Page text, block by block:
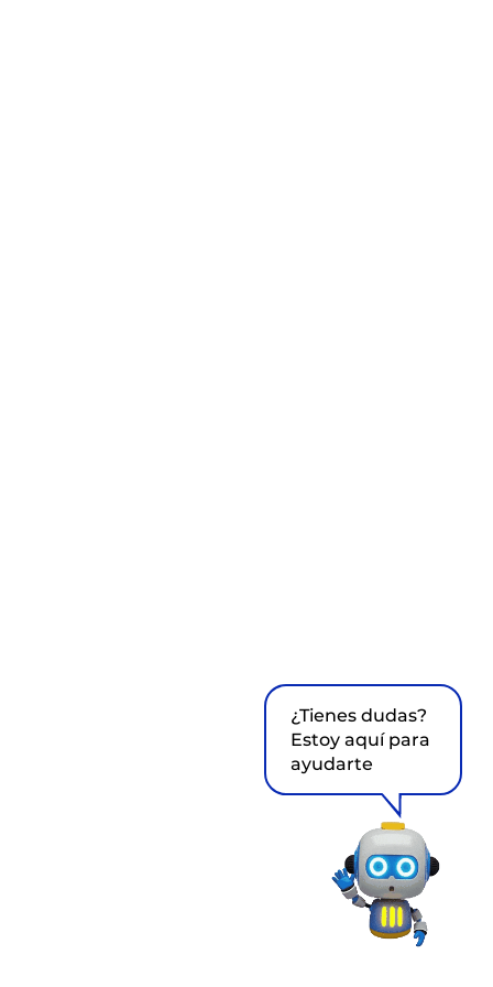
¿Tienes dudas?
Estoy aquí para
ayudarte